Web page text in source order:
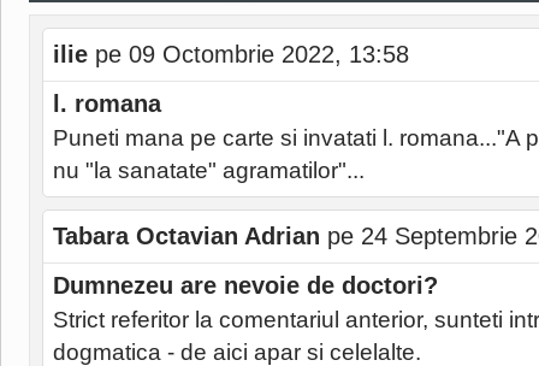
ilie pe 09 Octombrie 2022, 13:58
l. romana
Puneti mana pe carte si invatati l. romana..."A
nu "la sanatate" agramatilor"...
Tabara Octavian Adrian pe 24 Septembrie
Dumnezeu are nevoie de doctori?
Strict referitor la comentariul anterior, sunteti
dogmatica - de aici apar si celelalte.